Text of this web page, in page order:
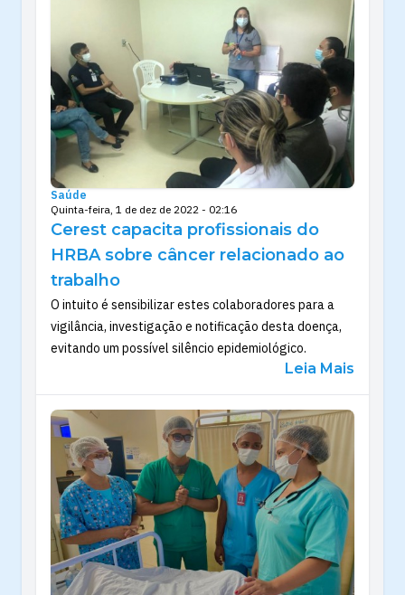
Saúde
Quinta-feira, 1 de dez de 2022 - 02:16
Cerest capacita profissionais do
HRBA sobre câncer relacionado ao
trabalho
O intuito é sensibilizar estes colaboradores para a
vigilância, investigação e notificação desta doença,
evitando um possível silêncio epidemiológico.
Leia Mais